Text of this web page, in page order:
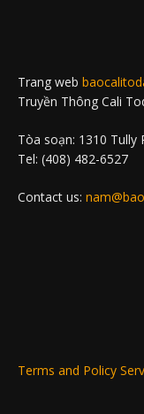
Trang web
Truyền Thông Cali
Tòa soạn: 1310 Tully
Tel: (408) 482-6527
Contact us:
Terms and Policy